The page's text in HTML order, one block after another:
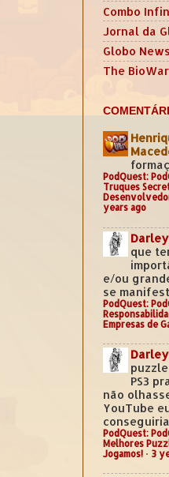
Combo
Jornal da
Globo
The
PodQuest:
Truques
years ago
que
e/ou
se
PodQuest:
Empresas de
PS3
não
YouTube
PodQuest:
Melhores
Jogamos! · 3